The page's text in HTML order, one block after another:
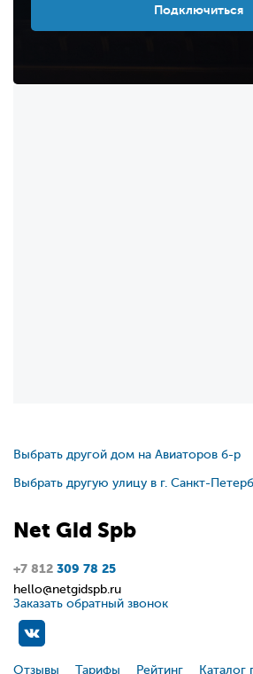
Подключиться
Выбрать другой дом на Авиаторов б-р
Выбрать другую улицу в г. Санкт-
Net Gid Spb
+7 812 309 78 25
hello@netgidspb.ru
Заказать обратный звонок
Отзывы Тарифы Рейтинг Каталог